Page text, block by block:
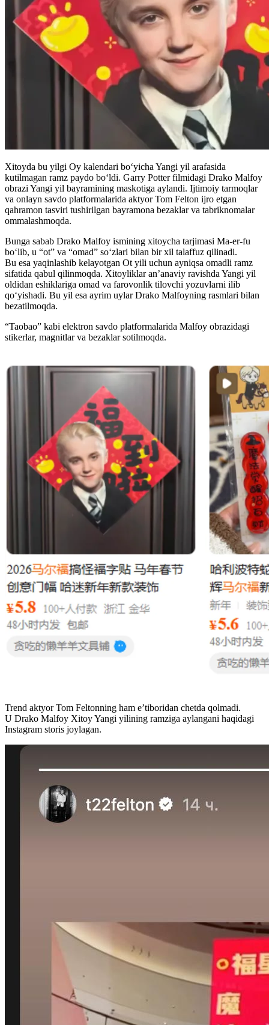
Xitoyda bu yilgi Oy kalendari boʻyicha Yangi yil arafasida
kutilmagan ramz paydo bo‘ldi. Garry Potter filmidagi Drako Malfoy
obrazi Yangi yil bayramining maskotiga aylandi. Ijtimoiy tarmoqlar
va onlayn savdo platformalarida aktyor Tom Felton ijro etgan
qahramon tasviri tushirilgan bayramona bezaklar va tabriknomalar
ommalashmoqda.
Bunga sabab Drako Malfoy ismining xitoycha tarjimasi Ma-er-fu
bo‘lib, u “ot” va “omad” so‘zlari bilan bir xil talaffuz qilinadi.
Bu esa yaqinlashib kelayotgan Ot yili uchun ayniqsa omadli ramz
sifatida qabul qilinmoqda. Xitoyliklar an’anaviy ravishda Yangi yil
oldidan eshiklariga omad va farovonlik tilovchi yozuvlarni ilib
qo‘yishadi. Bu yil esa ayrim uylar Drako Malfoyning rasmlari bilan
bezatilmoqda.
“Taobao” kabi elektron savdo platformalarida Malfoy obrazidagi
stikerlar, magnitlar va bezaklar sotilmoqda.
Trend aktyor Tom Feltonning ham e’tiboridan chetda qolmadi.
U Drako Malfoy Xitoy Yangi yilining ramziga aylangani haqidagi
Instagram storis joylagan.